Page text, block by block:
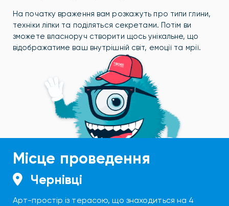
На початку враження вам розкажуть про типи глини,
техніки ліпки та поділяться секретами. Потім ви
зможете власноруч створити щось унікальне, що
відображатиме ваш внутрішній світ, емоції та мрії.
Місце проведення
Чернівці
Арт-простір із терасою, що знаходиться на 4